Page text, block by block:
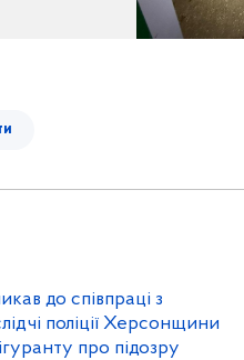
до співпраці з
поліції Херсонщини
про підозру